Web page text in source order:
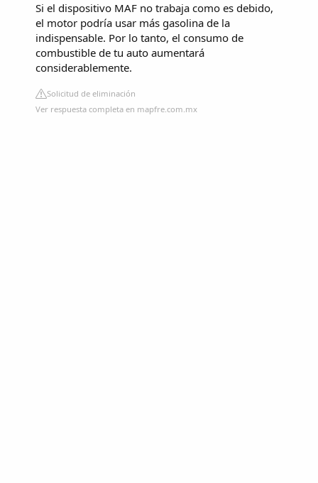
Si el dispositivo MAF no trabaja como es debido,
el motor podría usar más gasolina de la
indispensable. Por lo tanto, el consumo de
combustible de tu auto aumentará
considerablemente.
Solicitud de eliminación
Ver respuesta completa en mapfre.com.mx